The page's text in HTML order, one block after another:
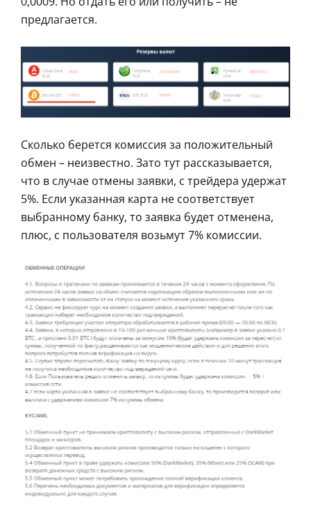
предлагается.
Сколько берется комиссия за положительный
обмен – неизвестно. Зато тут рассказывается,
что в случае отмены заявки, с трейдера удержат
5%. Если указанная карта не соответствует
выбранному банку, то заявка будет отменена,
плюс, с пользователя возьмут 7% комиссии.